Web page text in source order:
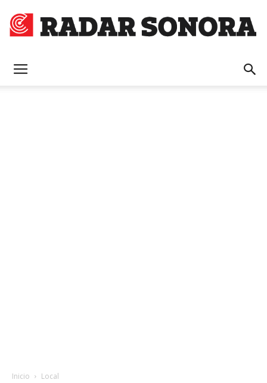
Inicio Local